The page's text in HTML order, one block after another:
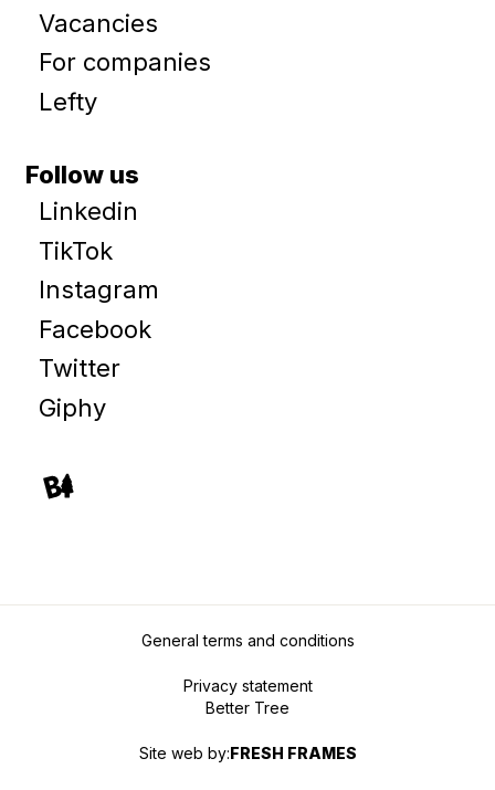
Vacancies
For companies
Lefty
Follow us
Linkedin
TikTok
Instagram
Facebook
Twitter
Giphy
Better Tree
Site web by:FRESH FRAMES
General terms and conditions
Privacy statement